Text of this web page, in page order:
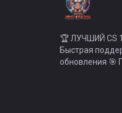
🏆 ЛУЧШИЙ CS
Быстрая
обновления 🎯